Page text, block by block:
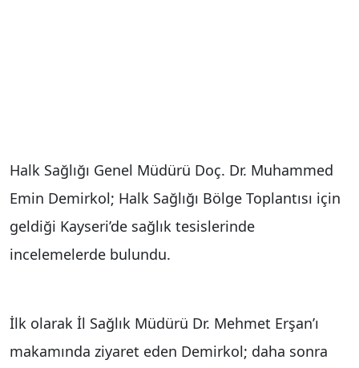
Halk Sağlığı Genel Müdürü Doç. Dr. Muhammed
Emin Demirkol; Halk Sağlığı Bölge Toplantısı için
geldiği Kayseri’de sağlık tesislerinde
incelemelerde bulundu.
İlk olarak İl Sağlık Müdürü Dr. Mehmet Erşan’ı
makamında ziyaret eden Demirkol; daha sonra